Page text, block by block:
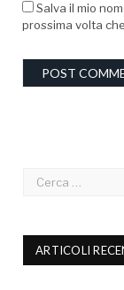
Salva il mio
prossima volta
ARTICOLI